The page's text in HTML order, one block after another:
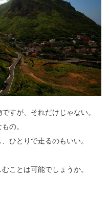
すが、それだけじゃない。
の。
ひとりで走るのもいい。
ことは可能でしょうか。